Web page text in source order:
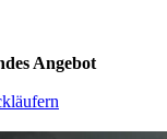
Angebot